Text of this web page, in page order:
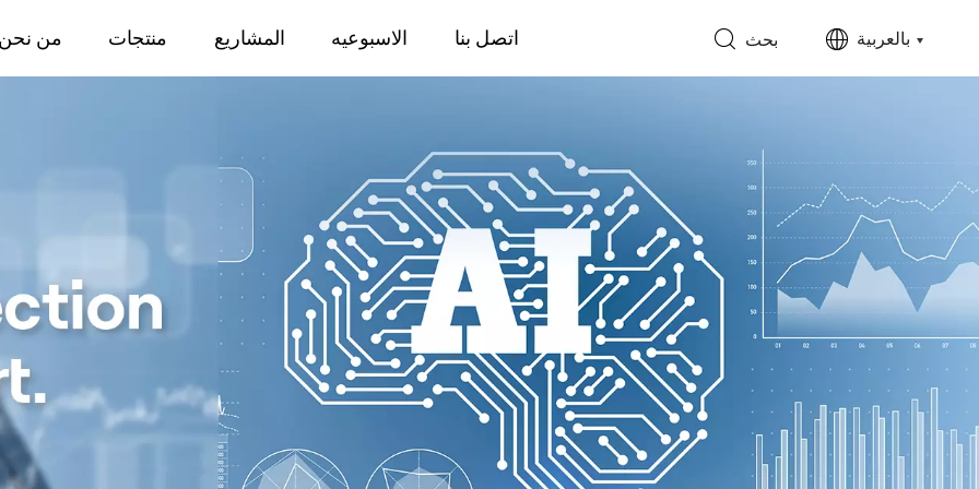
من منتجات المشاريع الاسبوعيه اتصل بنا بحث بالعربية